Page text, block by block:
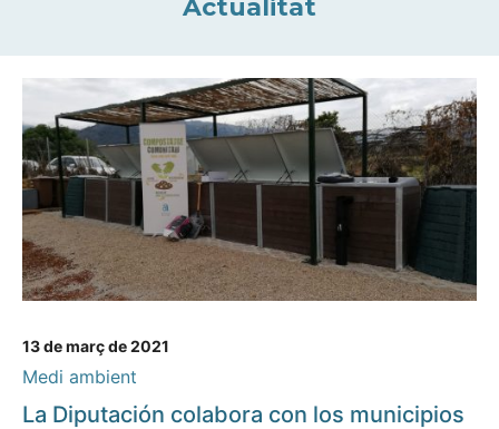
Actualitat
13 de març de 2021
Medi ambient
La Diputación colabora con los municipios